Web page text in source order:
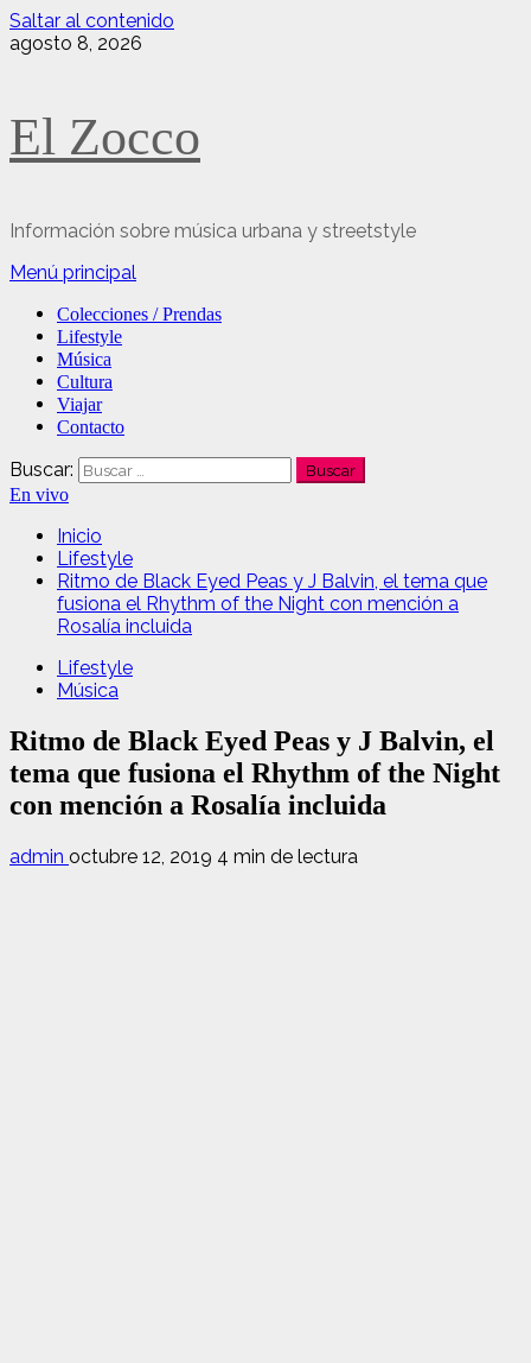
Saltar al contenido
agosto 8, 2026
El Zocco
Información sobre música urbana y streetstyle
Menú principal
Colecciones / Prendas
Lifestyle
Música
Cultura
Viajar
Contacto
Buscar:
En vivo
Inicio
Lifestyle
Ritmo de Black Eyed Peas y J Balvin, el tema que
fusiona el Rhythm of the Night con mención a
Rosalía incluida
Lifestyle
Música
Ritmo de Black Eyed Peas y J Balvin, el
tema que fusiona el Rhythm of the Night
con mención a Rosalía incluida
admin octubre 12, 2019 4 min de lectura